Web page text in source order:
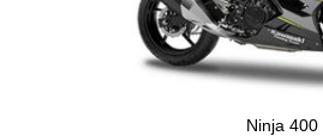
Ninja 400